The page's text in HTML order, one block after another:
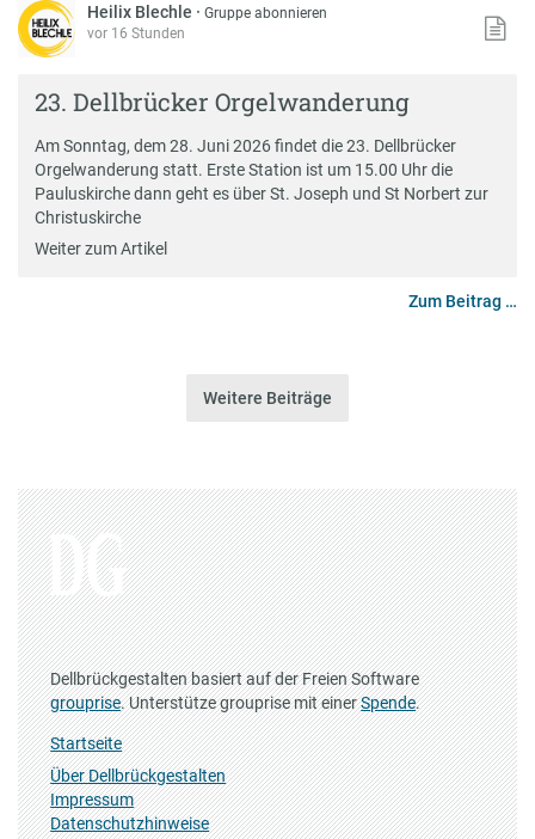
Heilix Blechle ·Gruppe abonnieren
vor 16 Stunden
23. Dellbrücker Orgelwanderung
Am Sonntag, dem 28. Juni 2026 findet die 23. Dellbrücker
Orgelwanderung statt. Erste Station ist um 15.00 Uhr die
Pauluskirche dann geht es über St. Joseph und St Norbert zur
Christuskirche
Weiter zum Artikel
Zum Beitrag …
Weitere Beiträge
Dellbrückgestalten basiert auf der Freien Software
grouprise. Unterstütze grouprise mit einerSpende.
Startseite
Über Dellbrückgestalten
Impressum
Datenschutzhinweise